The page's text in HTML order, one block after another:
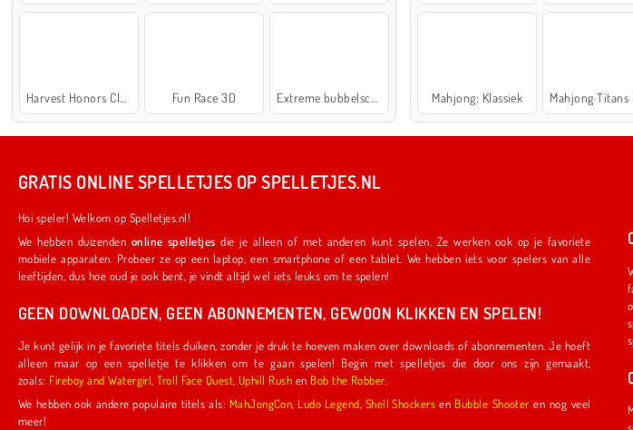
Fun Race 3D Mahjong: Klassiek
GRATIS ONLINE SPELLETJES OP SPELLETJES.NL
Hoi speler! Welkom op Spelletjes.nl!
We hebben duizenden online spelletjes die je alleen of met anderen kunt spelen. Ze werken ook op je favoriete
mobiele apparaten. Probeer ze op een laptop, een smartphone of een tablet. We hebben iets voor spelers van alle
leeftijden, dus hoe oud je ook bent, je vindt altijd wel iets leuks om te spelen!
GEEN DOWNLOADEN, GEEN ABONNEMENTEN, GEWOON KLIKKEN EN SPELEN!
Je kunt gelijk in je favoriete titels duiken, zonder je druk te hoeven maken over downloads of abonnementen. Je hoeft
alleen maar op een spelletje te klikken om te gaan spelen! Begin met spelletjes die door ons zijn gemaakt,
zoals:
Fireboy and Watergirl ,Troll Face Quest Uphill Rush en Bob the Robber
We hebben ook andere populaire titels als: MahJongCon Ludo Legend Shell Shockers en Bubble Shooter en nog veel
meer!